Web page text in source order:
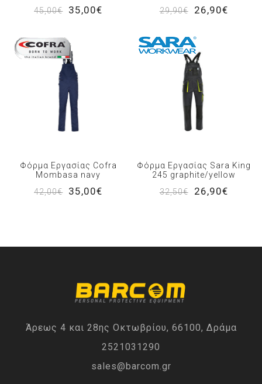
45,00€
35,00€ 29,90€ 26,90€
Φόρμα Εργασίας Cofra
Mombasa navy
42,00€
35,00€
Φόρμα Εργασίας Sara King
245 graphite/yellow
32,50€
26,90€
Άρεως 4 και 28ης Οκτωβρίου, 66100, Δράμα
2521031290
sales@barcom.gr